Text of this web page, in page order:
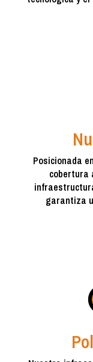
Posicionada
cobertura
garantiza